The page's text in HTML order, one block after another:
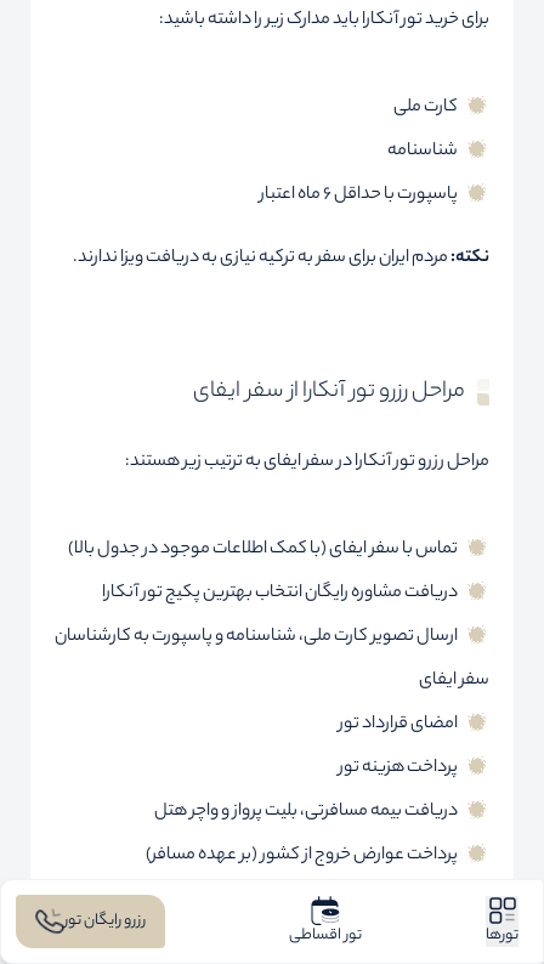
برای خرید تور آنکارا باید مدارک زیر را داشته باشید:
کارت ملی
شناسنامه
پاسپورت با حداقل 6 ماه اعتبار
نکته:مردم ایران برای سفر به ترکیه نیازی به دریافت ویزا ندارند.
مراحل رزرو تور آنکارا از سفر ایفای
مراحل رزرو تور آنکارا در سفر ایفای به ترتیب زیر هستند:
تماس با سفر ایفای (با کمک اطلاعات موجود در جدول بالا)
دریافت مشاوره رایگان انتخاب بهترین پکیج تور آنکارا
ارسال تصویر کارت ملی، شناسنامه و پاسپورت به کارشناسان
سفر ایفای
امضای قرارداد تور
پرداخت هزینه تور
دریافت بیمه مسافرتی، بلیت پرواز و واچر هتل
پرداخت عوارض خروج از کشور (بر عهده مسافر)
تورها تور اقساطی
رزرو رایگان تور